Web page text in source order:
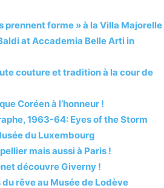
prennent forme » à la Villa Majorelle
at Accademia Belle Arti in
couture et tradition à la cour de
Coréen à l’honneur !
1963-64: Eyes of the Storm
du Luxembourg
mais aussi à Paris !
découvre Giverny !
rêve au Musée de Lodève